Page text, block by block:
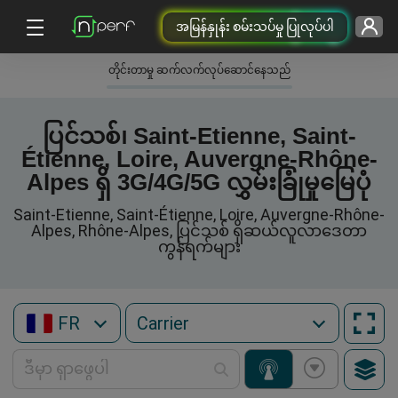
အမြန်နှုန်း စမ်းသပ်မှု ပြုလုပ်ပါ
တိုင်းတာမှု ဆက်လက်လုပ်ဆောင်နေသည်
ပြင်သစ်၊ Saint-Etienne, Saint-
Étienne, Loire, Auvergne-Rhône-
Alpes ရှိ 3G/4G/5G လွှမ်းခြုံမှုမြေပုံ
Saint-Etienne, Saint-Étienne, Loire, Auvergne-Rhône-
Alpes, Rhône-Alpes, ပြင်သစ် ရှိဆယ်လူလာဒေတာ
ကွန်ရက်များ
FR